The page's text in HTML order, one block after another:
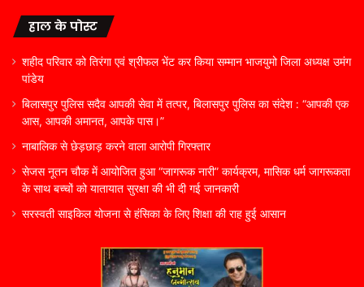
हाल के पोस्ट
शहीद परिवार को तिरंगा एवं श्रीफल भेंट कर किया सम्मान भाजयुमो जिला अध्यक्ष उमंग
पांडेय
बिलासपुर पुलिस सदैव आपकी सेवा में तत्पर, बिलासपुर पुलिस का संदेश : “आपकी एक
आस, आपकी अमानत, आपके पास।”
नाबालिक से छेड़छाड़ करने वाला आरोपी गिरफ्तार
सेजस नूतन चौक में आयोजित हुआ “जागरूक नारी” कार्यक्रम, मासिक धर्म जागरूकता
के साथ बच्चों को यातायात सुरक्षा की भी दी गई जानकारी
सरस्वती साइकिल योजना से हंसिका के लिए शिक्षा की राह हुई आसान